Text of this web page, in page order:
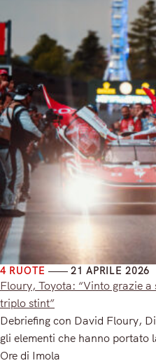
4 RUOTE 21 APRILE 2026
Floury, Toyota: “Vinto grazie
triplo stint”
Debriefing con David Floury,
gli elementi che hanno
Ore di Imola